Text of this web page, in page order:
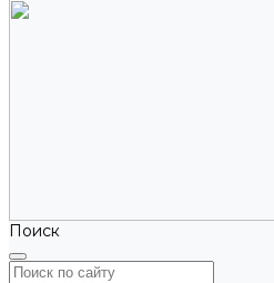
Поиск